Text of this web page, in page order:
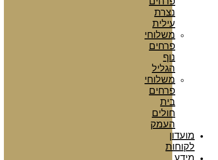
נצרת
עילית
משלוחי
פרחים
נוף
הגליל
משלוחי
פרחים
בית
חולים
העמק
מועדון
לקוחות
מידע